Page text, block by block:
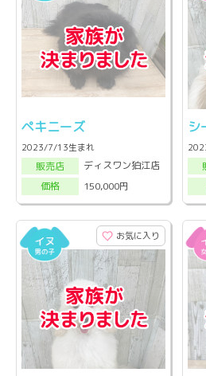
ペキニーズ
2023/7/13生まれ
販売店
ディスワン狛江店
価格
150,000円
シ
お気に入り